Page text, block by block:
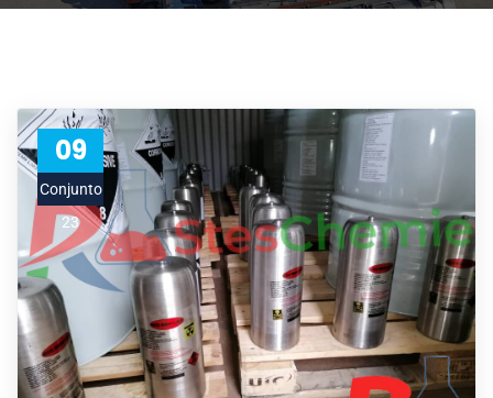
09
Conjunto
23